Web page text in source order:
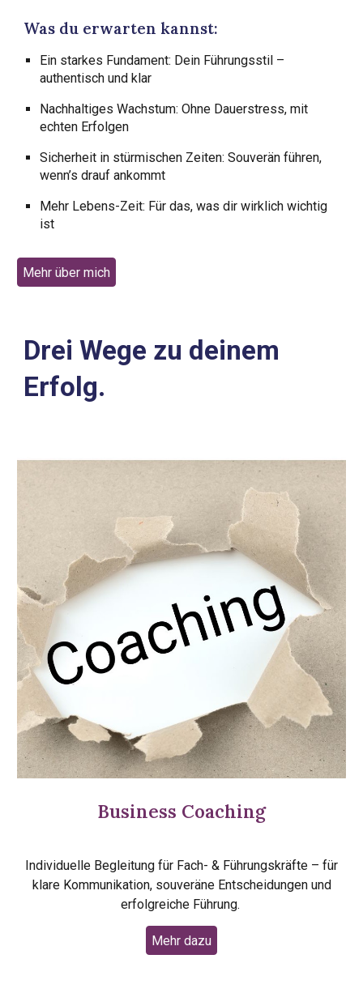
Was du erwarten kannst:
Ein starkes Fundament: Dein Führungsstil –
authentisch und klar
Nachhaltiges Wachstum: Ohne Dauerstress, mit
echten Erfolgen
Sicherheit in stürmischen Zeiten: Souverän führen,
wenn’s drauf ankommt
Mehr Lebens-Zeit: Für das, was dir wirklich wichtig
ist
Mehr über mich
Drei Wege zu deinem
Erfolg.
Business Coaching
Individuelle Begleitung für Fach- & Führungskräfte – für
klare Kommunikation, souveräne Entscheidungen und
erfolgreiche Führung.
Mehr dazu